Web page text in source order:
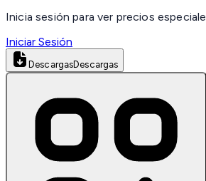
Inicia sesión para ver precios
Iniciar Sesión
DescargasDescargas